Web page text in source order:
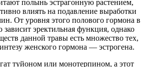
полынь эстрагонную растением,
влиять на подавление выработки
От уровня этого полового гормона в
эректильная функция, однако
данной травы есть множество тех,
женского гормона — эстрогена.
туйоном или монотерпином, а этот